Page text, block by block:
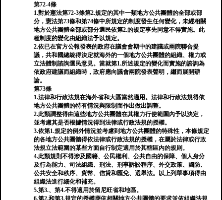
第72-4條
1.對於憲法第72-3條第2.規定的其中一類地方公共團體的全部或部
分，憲法第73條和第74條中所規定的制度發生任何變化，未經相關
地方公共團體全部或部分選民依第2.的規定事先同意不得實施。此
種制度的變化由組織法予以規定。
2.依已在官方公報發表的政府在議會會期中的建議或兩院聯合提
議，共和國總統得決定就海外的一個地方公共團體的組織、權力或
立法體制諮詢選民意見。當就第1.所述規定的變化而實施的諮詢為
依政府建議而組織時，政府應向議會兩院發表聲明，繼而展開辯
論。
第73條
1.法律和行政法規在海外省和大區當然適用。法律和行政法規得依
地方公共團體的特有情況與限制而作出做出調整。
2.此類調整得由這些地方公共團體在其權力行使範圍內予以決定，
並考慮其是否根據情況得到法律或行政法規的授權。
3.依第1.規定的例外情況並考慮到地方公共團體的特殊性，本條規定
的各地方公共團體得依法律或行政法規的授權，在屬於法律或行政
法規立法範圍的某些方面自行制定適用於其轄區內的規則。
4.此類規則不得涉及國籍、公民權利、公共自由的保障、個人身分
及行為能力、司法組織、刑法、刑事訴訟程序、外交政策、國防、
公共安全和秩序、貨幣、信貸和匯兌、選舉法。以上列舉事項得由
組織法進行細化和補充。
5.第3.、第4.不得適用於留尼旺省和地區。
6.第2.和第3.規定的授權應依相關地方公共團體的要求並依組織法規